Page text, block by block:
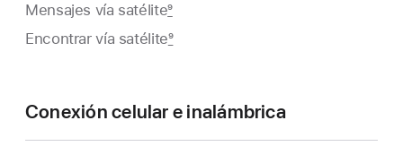
Mensajes vía satélite9
Encontrar vía satélite9
Conexión celular e inalámbrica